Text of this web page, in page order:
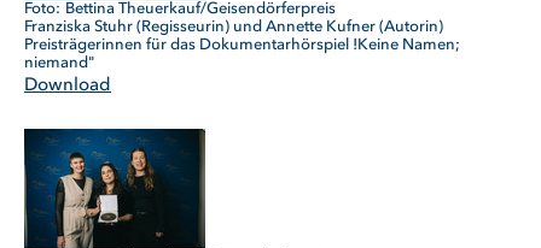
Bettina Theuerkauf/Geisendörferpreis
Franziska Stuhr (Regisseurin) und Annette Kufner (Autorin)
Preisträgerinnen für das Dokumentarhörspiel !Keine Namen;
niemand"
Download